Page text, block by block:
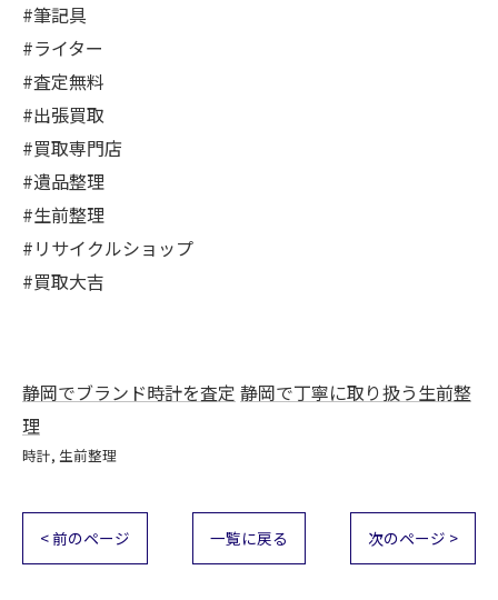
#筆記具
#ライター
#査定無料
#出張買取
#買取専門店
#遺品整理
#生前整理
#リサイクルショップ
#買取大吉
静岡でブランド時計を査定 静岡で丁寧に取り扱う生前整
理
時計 生前整理
< 前のページ 一覧に戻る 次のページ >